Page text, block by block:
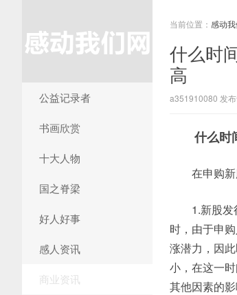
公益记录者
书画欣赏
十大人物
国之脊梁
好人好事
感人资讯
商业资讯
当前位置： 感动
什么时
高
a351910080 发
什么时
在申购
1.新股
时，由于申
涨潜力，因
小，在这一
其他因素的影